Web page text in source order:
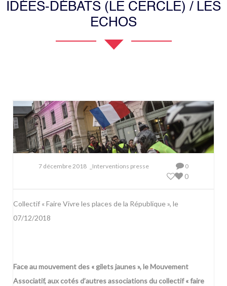
IDÉES-DÉBATS (LE CERCLE) / LES
ECHOS
7 décembre 2018 _Interventions presse 0
0
Collectif « Faire Vivre les places de la République », le
07/12/2018
Face au mouvement des « gilets jaunes », le Mouvement
Associatif, aux cotés d’autres associations du collectif « faire